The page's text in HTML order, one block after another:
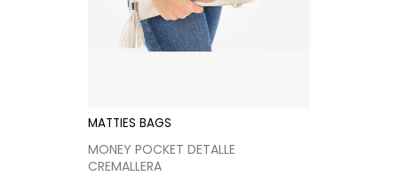
MATTIES BAGS
MONEY POCKET DETALLE
CREMALLERA